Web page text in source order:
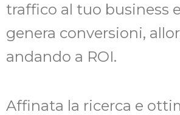
traffico al tuo business
genera conversioni,
andando a ROI.
Affinata la ricerca e